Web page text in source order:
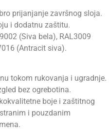
prijanjanje završnog sloja.
i dodatnu zaštitu.
(Siva bela), RAL3009
(Antracit siva).
tokom rukovanja i ugradnje.
bez ogrebotina.
boje i zaštitnog
i pouzdanim